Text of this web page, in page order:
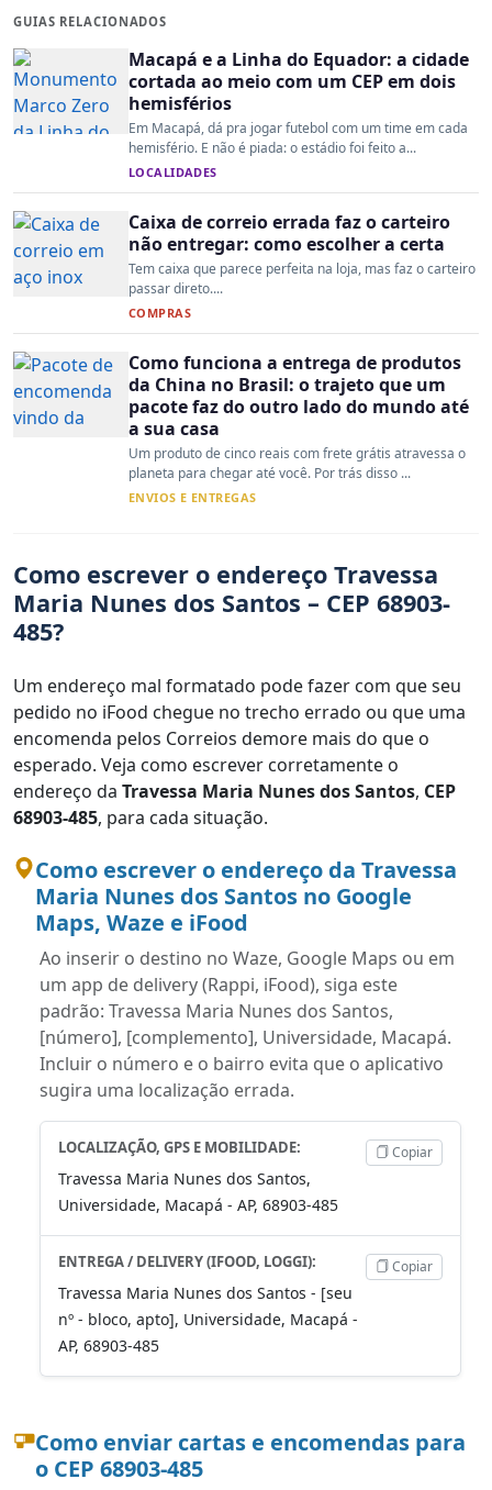
GUIAS RELACIONADOS
Macapá e a Linha do Equador: a cidade
cortada ao meio com um CEP em dois
hemisférios
Em Macapá, dá pra jogar futebol com um time em cada
hemisfério. E não é piada: o estádio foi feito a...
LOCALIDADES
Caixa de correio errada faz o carteiro
não entregar: como escolher a certa
Tem caixa que parece perfeita na loja, mas faz o carteiro
passar direto....
COMPRAS
Como funciona a entrega de produtos
da China no Brasil: o trajeto que um
pacote faz do outro lado do mundo até
a sua casa
Um produto de cinco reais com frete grátis atravessa o
planeta para chegar até você. Por trás disso ...
ENVIOS E ENTREGAS
Como escrever o endereço Travessa
Maria Nunes dos Santos – CEP 68903-
485?
Um endereço mal formatado pode fazer com que seu
pedido no iFood chegue no trecho errado ou que uma
encomenda pelos Correios demore mais do que o
esperado. Veja como escrever corretamente o
endereço da Travessa Maria Nunes dos Santos, CEP
68903-485, para cada situação.
Como escrever o endereço da Travessa
Maria Nunes dos Santos no Google
Maps, Waze e iFood
Ao inserir o destino no Waze, Google Maps ou em
um app de delivery (Rappi, iFood), siga este
padrão: Travessa Maria Nunes dos Santos,
[número], [complemento], Universidade, Macapá.
Incluir o número e o bairro evita que o aplicativo
sugira uma localização errada.
LOCALIZAÇÃO, GPS E MOBILIDADE:
Travessa Maria Nunes dos Santos,
Universidade, Macapá - AP, 68903-485
Copiar
ENTREGA / DELIVERY (IFOOD, LOGGI):
Travessa Maria Nunes dos Santos - [seu
nº - bloco, apto], Universidade, Macapá -
AP, 68903-485
Copiar
Como enviar cartas e encomendas para
o CEP 68903-485